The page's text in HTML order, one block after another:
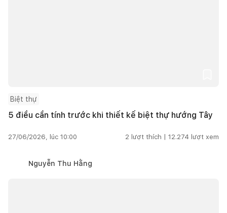
Biệt thự
5 điều cần tính trước khi thiết kế biệt thự hướng Tây
27/06/2026, lúc 10:00 2 lượt thích | 12.274 lượt xem
Nguyễn Thu Hằng